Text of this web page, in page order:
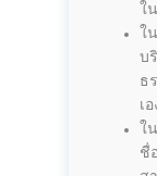
ใ
ใ
บ
ธ
เ
ใ
ชื่